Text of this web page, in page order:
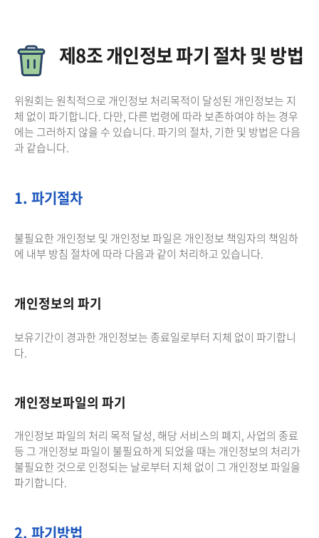
제8조 개인정보 파기 절차 및 방법
위원회는 원칙적으로 개인정보 처리목적이 달성된 개인정보는 지
체 없이 파기합니다. 다만, 다른 법령에 따라 보존하여야 하는 경우
에는 그러하지 않을 수 있습니다. 파기의 절차, 기한 및 방법은 다음
과 같습니다.
1. 파기절차
불필요한 개인정보 및 개인정보 파일은 개인정보 책임자의 책임하
에 내부 방침 절차에 따라 다음과 같이 처리하고 있습니다.
개인정보의 파기
보유기간이 경과한 개인정보는 종료일로부터 지체 없이 파기합니
다.
개인정보파일의 파기
개인정보 파일의 처리 목적 달성, 해당 서비스의 폐지, 사업의 종료
등 그 개인정보 파일이 불필요하게 되었을 때는 개인정보의 처리가
불필요한 것으로 인정되는 날로부터 지체 없이 그 개인정보 파일을
파기합니다.
2. 파기방법